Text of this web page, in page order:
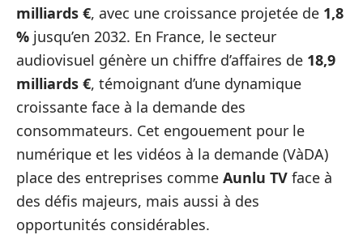
milliards €, avec une croissance projetée de 1,8
% jusqu’en 2032. En France, le secteur
audiovisuel génère un chiffre d’affaires de 18,9
milliards €, témoignant d’une dynamique
croissante face à la demande des
consommateurs. Cet engouement pour le
numérique et les vidéos à la demande (VàDA)
place des entreprises comme Aunlu TV face à
des défis majeurs, mais aussi à des
opportunités considérables.